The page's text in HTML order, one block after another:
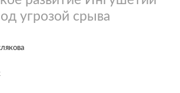
угрозой срыва